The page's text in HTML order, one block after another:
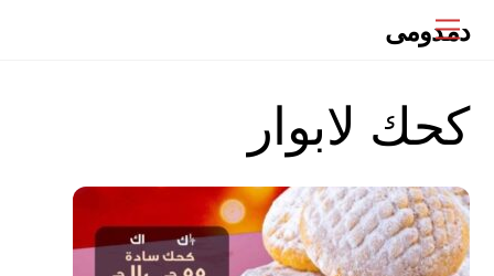
Menu
دمدومى
كحك لابوار